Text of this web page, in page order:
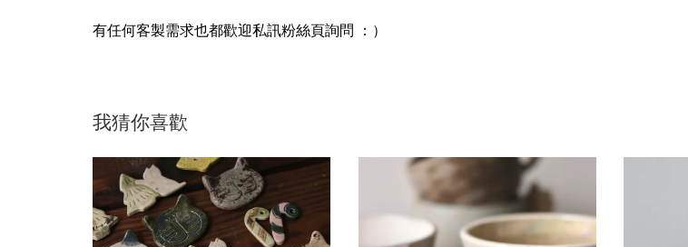
有任何客製需求也都歡迎私訊粉絲頁詢問 ：）
我猜你喜歡